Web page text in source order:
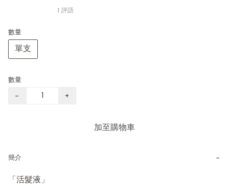
1 評語
數量
單支
數量
− +
加至購物車
簡介 −
「活髮液」